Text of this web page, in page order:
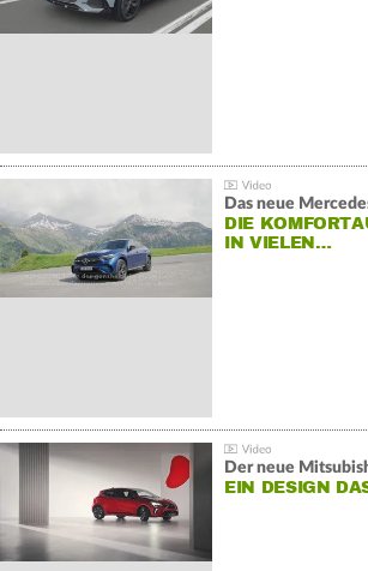
Das neue
DIE
IN VIELEN…
Der neue
EIN DESIGN